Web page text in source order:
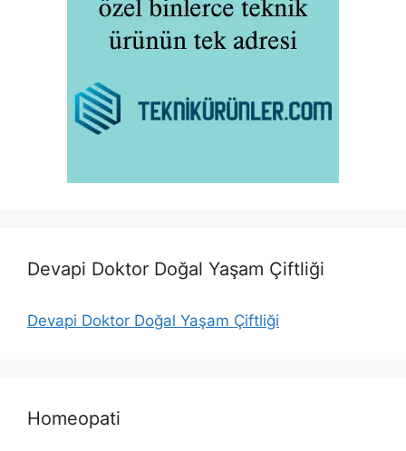
Devapi Doktor Doğal Yaşam Çiftliği
Devapi Doktor Doğal Yaşam Çiftliği
Homeopati